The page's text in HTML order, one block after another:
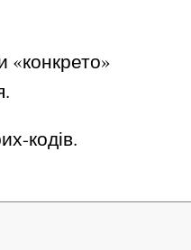
«конкрето»
кодів.